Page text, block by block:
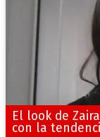
El look de
con la